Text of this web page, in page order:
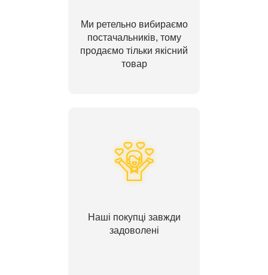
Ми ретельно вибираємо
постачальників, тому
продаємо тільки якісний
товар
Наші покупці завжди
задоволені